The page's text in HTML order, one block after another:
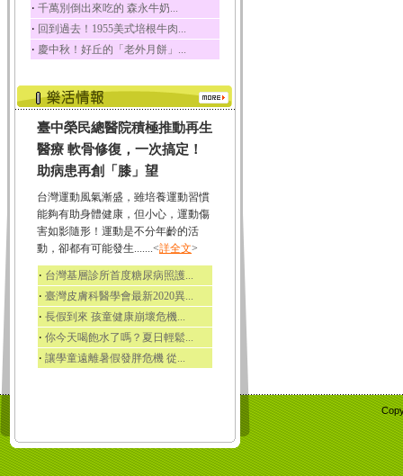
草魚
草魚含有維生素A、維生
素C、及豐富的蛋白...
‧ 千萬別倒出來吃的 森永牛奶...
‧ 回到過去！1955美式培根牛肉...
‧ 慶中秋！好丘的「老外月餅」...
臺中榮民總醫院積極推動再生
醫療 軟骨修復，一次搞定！
助病患再創「膝」望
台灣運動風氣漸盛，雖培養運動習慣
能夠有助身體健康，但小心，運動傷
害如影隨形！運動是不分年齡的活
動，卻都有可能發生.......<詳全文>
‧ 台灣基層診所首度糖尿病照護...
‧ 臺灣皮膚科醫學會最新2020異...
‧ 長假到來 孩童健康崩壞危機...
‧ 你今天喝飽水了嗎？夏日輕鬆...
‧ 讓學童遠離暑假發胖危機 從...